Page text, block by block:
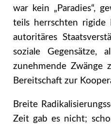
war kein „Paradies“,
teils herrschten rigide
autoritäres
soziale Gegensätze,
zunehmende Zwänge
Bereitschaft zur
Breite
Zeit gab es nicht;